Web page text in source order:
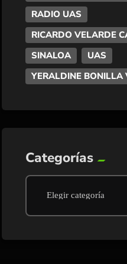
RADIO UAS
RICARDO VELARDE
SINALOA
UAS
YERALDINE BONILLA
Categorías